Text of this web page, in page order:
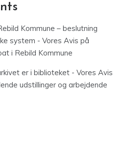
Kommune – beslutning
system - Vores Avis på
i Rebild Kommune
er i biblioteket - Vores Avis
udstillinger og arbejdende